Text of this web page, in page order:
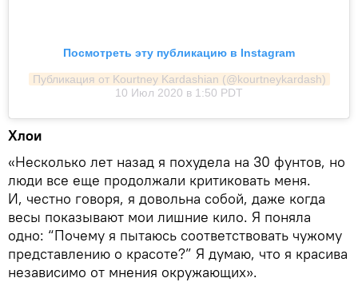
Посмотреть эту публикацию в Instagram
Публикация от Kourtney Kardashian (@kourtneykardash)
10 Июл 2020 в 1:50 PDT
Хлои
«Несколько лет назад я похудела на 30 фунтов, но
люди все еще продолжали критиковать меня.
И, честно говоря, я довольна собой, даже когда
весы показывают мои лишние кило. Я поняла
одно: “Почему я пытаюсь соответствовать чужому
представлению о красоте?” Я думаю, что я красива
независимо от мнения окружающих».